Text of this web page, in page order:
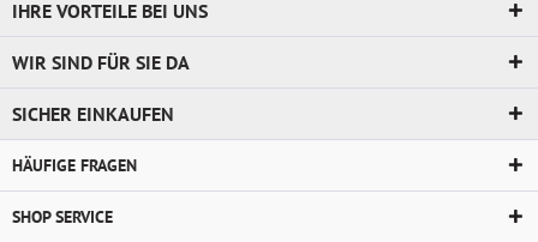
IHRE VORTEILE BEI UNS
WIR SIND FÜR SIE DA
SICHER EINKAUFEN
HÄUFIGE FRAGEN
SHOP SERVICE